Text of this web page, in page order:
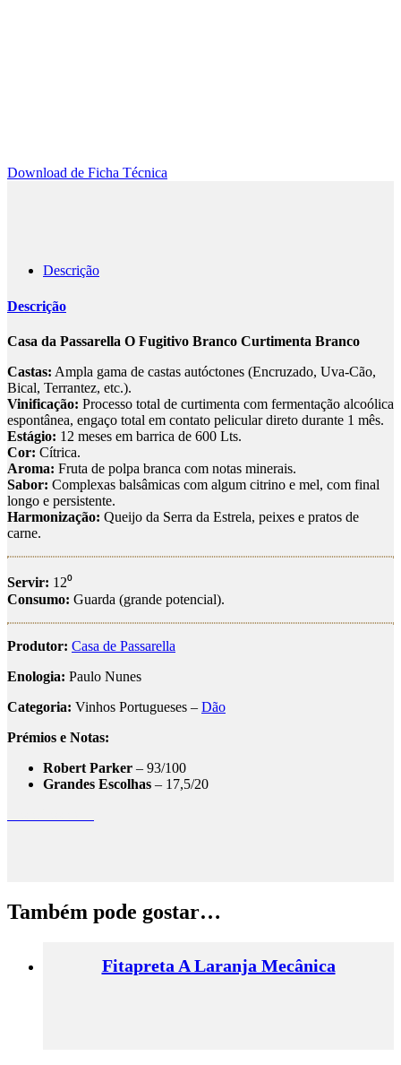
Download de Ficha Técnica
Descrição
Descrição
Casa da Passarella O Fugitivo Branco Curtimenta Branco
Castas: Ampla gama de castas autóctones (Encruzado, Uva-Cão,
Bical, Terrantez, etc.).
Vinificação: Processo total de curtimenta com fermentação alcoólica
espontânea, engaço total em contato pelicular direto durante 1 mês.
Estágio: 12 meses em barrica de 600 Lts.
Cor: Cítrica.
Aroma: Fruta de polpa branca com notas minerais.
Sabor: Complexas balsâmicas com algum citrino e mel, com final
longo e persistente.
Harmonização: Queijo da Serra da Estrela, peixes e pratos de
carne.
Servir: 12⁰
Consumo: Guarda (grande potencial).
Produtor: Casa de Passarella
Enologia: Paulo Nunes
Categoria: Vinhos Portugueses – Dão
Prémios e Notas:
Robert Parker – 93/100
Grandes Escolhas – 17,5/20
Também pode gostar…
Fitapreta A Laranja Mecânica